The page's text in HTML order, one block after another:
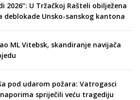
2026”: U Tržačkoj Rašteli obilježena
deblokade Unsko-sanskog kantona
ML Vitebsk, skandiranje navijača
pod udarom požara: Vatrogasci
spriječili veću tragediju